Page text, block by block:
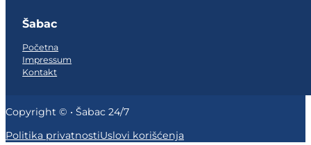
Šabac
Početna
Impressum
Kontakt
Copyright © • Šabac 24/7
Politika privatnostiUslovi korišćenja